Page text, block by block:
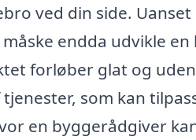
ved din side.
endda udvikle
forløber glat og
som kan
en byggerådgiver